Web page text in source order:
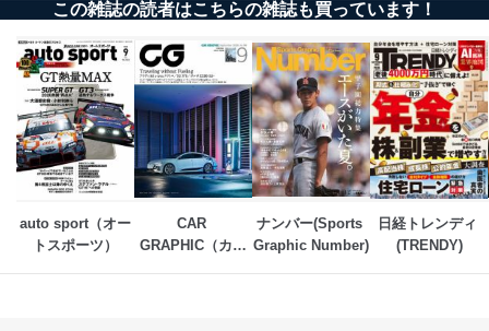
き。
に特に必要がある場合であって、本人の同意を得るこ
とが困難である場合。
国の機関もしくは地方公共団体またはその委託を受け
た者が法令の定める事務を遂行することに対して協力
する必要がある場合であって、本人の同意を得ること
により当該事務の遂行に支障を及ぼすおそれがあると
き。
上記２．の利用目的を実施するために守秘義務を結ん
だ企業に、業務の一部として個人情報の取扱いを委
託・提供する場合、その業務に必要な範囲で委託・提
この雑誌の読者はこちらの雑誌も買っています！
auto sport（オー
トスポーツ）
CAR
GRAPHIC（カー
ナンバー(Sports
Graphic Number)
日経トレンディ
(TRENDY)